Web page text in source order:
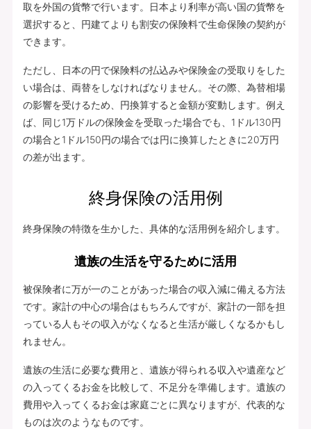
取を外国の貨幣で行います。日本より利率が高い国の貨幣を
選択すると、円建てよりも割安の保険料で生命保険の契約が
できます。
ただし、日本の円で保険料の払込みや保険金の受取りをした
い場合は、両替をしなければなりません。その際、為替相場
の影響を受けるため、円換算すると金額が変動します。例え
ば、同じ1万ドルの保険金を受取った場合でも、1ドル130円
の場合と1ドル150円の場合では円に換算したときに20万円
の差が出ます。
終身保険の活用例
終身保険の特徴を生かした、具体的な活用例を紹介します。
遺族の生活を守るために活用
被保険者に万が一のことがあった場合の収入減に備える方法
です。家計の中心の場合はもちろんですが、家計の一部を担
っている人もその収入がなくなると生活が厳しくなるかもし
れません。
遺族の生活に必要な費用と、遺族が得られる収入や遺産など
の入ってくるお金を比較して、不足分を準備します。遺族の
費用や入ってくるお金は家庭ごとに異なりますが、代表的な
ものは次のようなものです。